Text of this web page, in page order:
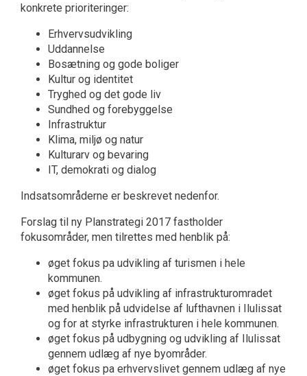
konkrete prioriteringer:
Erhvervsudvikling
Uddannelse
Bosætning og gode boliger
Kultur og identitet
Tryghed og det gode liv
Sundhed og forebyggelse
Infrastruktur
Klima, miljø og natur
Kulturarv og bevaring
IT, demokrati og dialog
Indsatsområderne er beskrevet nedenfor.
Forslag til ny Planstrategi 2017 fastholder
fokusområder, men tilrettes med henblik på:
øget fokus pa udvikling af turismen i hele
kommunen.
øget fokus på udvikling af infrastrukturomradet
med henblik på udvidelse af lufthavnen i Ilulissat
og for at styrke infrastrukturen i hele kommunen.
øget fokus på udbygning og udvikling af Ilulissat
gennem udlæg af nye byområder.
øget fokus pa erhvervslivet gennem udlæg af nye